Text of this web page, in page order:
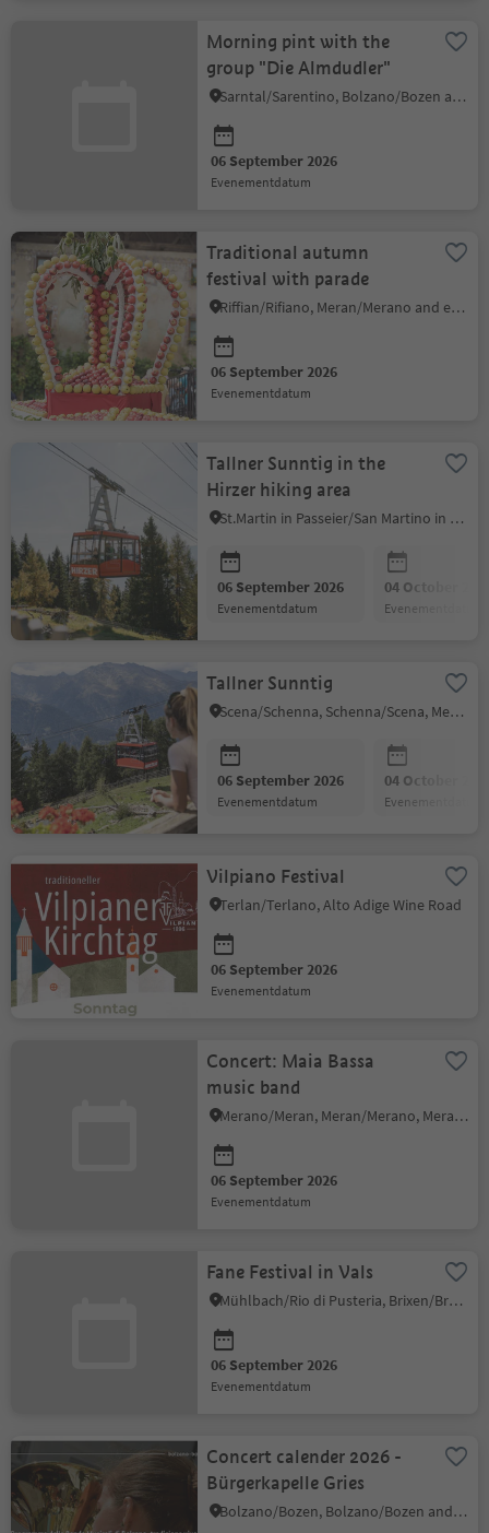
Morning pint with the
group "Die Almdudler"
Sarntal/Sarentino, Bolzano/Bozen and environs
06 September 2026
evenementdatum
Traditional autumn
festival with parade
Riffian/Rifiano, Meran/Merano and environs
06 September 2026
evenementdatum
Tallner Sunntig in the
Hirzer hiking area
St.Martin in Passeier/San Martino in Passiria, Meran/Merano and environs
06 September 2026
evenementdatum
04 October
evenementdatum
Tallner Sunntig
Scena/Schenna, Schenna/Scena, Meran/Merano and environs
06 September 2026
evenementdatum
04 October
evenementdatum
Vilpiano Festival
Terlan/Terlano, Alto Adige Wine Road
06 September 2026
evenementdatum
Concert: Maia Bassa
music band
Merano/Meran, Meran/Merano, Meran/Merano and environs
06 September 2026
evenementdatum
Fane Festival in Vals
Mühlbach/Rio di Pusteria, Brixen/Bressanone and environs
06 September 2026
evenementdatum
Concert calender 2026 -
Bürgerkapelle Gries
Bolzano/Bozen, Bolzano/Bozen and environs